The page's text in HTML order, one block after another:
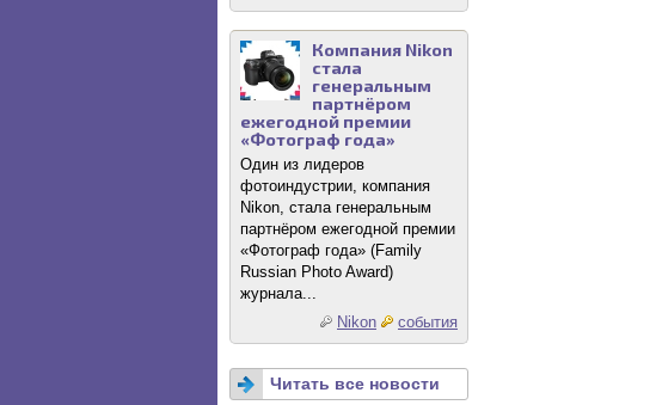
Компания Nikon
стала
генеральным
партнёром
ежегодной премии
«Фотограф года»
Один из лидеров
фотоиндустрии, компания
Nikon, стала генеральным
партнёром ежегодной премии
«Фотограф года» (Family
Russian Photo Award)
журнала...
Nikon
события
Читать все новости